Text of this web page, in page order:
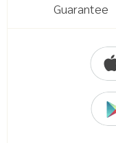
Guarantee